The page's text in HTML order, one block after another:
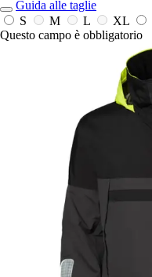
Guida alle taglie
S
M L XL
Questo campo è obbligatorio